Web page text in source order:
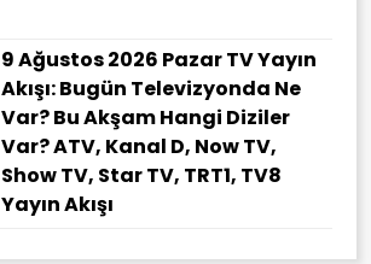
9 Ağustos 2026 Pazar TV Yayın
Akışı: Bugün Televizyonda Ne
Var? Bu Akşam Hangi Diziler
Var? ATV, Kanal D, Now TV,
Show TV, Star TV, TRT1, TV8
Yayın Akışı